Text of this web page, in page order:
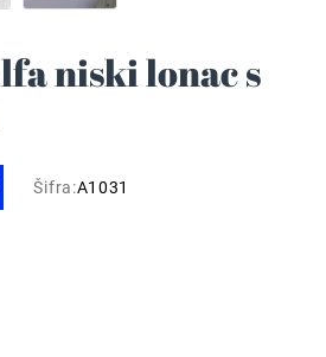
niski lonac s
Šifra:A1031